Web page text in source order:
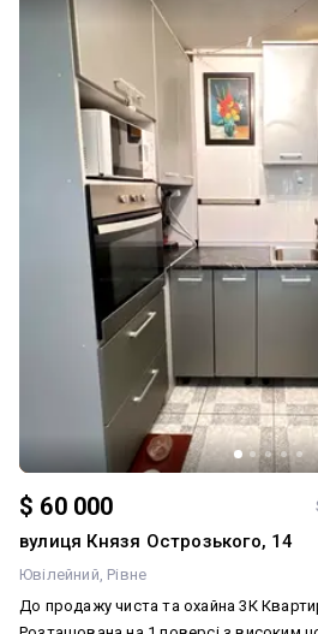
$ 60 000
вулиця Князя Острозького, 14
Ювілейний Рівне
До продажу чиста та охайна 3К